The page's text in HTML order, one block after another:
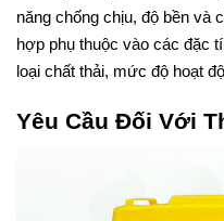
năng chống chịu, độ bền và
hợp phụ thuộc vào các đặc
loại chất thải, mức độ hoạt
Yêu Cầu Đối Với